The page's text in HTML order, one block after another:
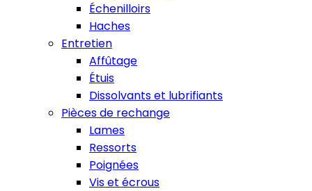
Échenilloirs
Haches
Entretien
Affûtage
Étuis
Dissolvants et lubrifiants
Pièces de rechange
Lames
Ressorts
Poignées
Vis et écrous